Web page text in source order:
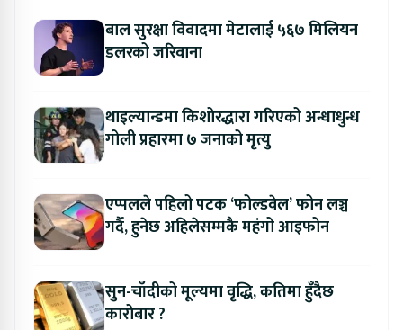
बाल सुरक्षा विवादमा मेटालाई ५६७ मिलियन
डलरको जरिवाना
थाइल्यान्डमा किशोरद्धारा गरिएको अन्धाधुन्ध
गोली प्रहारमा ७ जनाको मृत्यु
एप्पलले पहिलो पटक ‘फोल्डवेल’ फोन लञ्च
गर्दै, हुनेछ अहिलेसम्मकै महंगो आइफोन
सुन-चाँदीको मूल्यमा वृद्धि, कतिमा हुँदैछ
कारोबार ?